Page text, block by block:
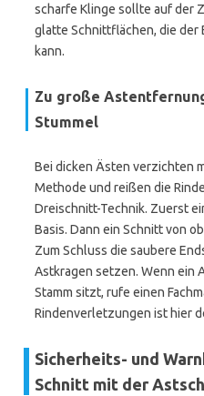
scharfe Klinge sollte auf der
glatte Schnittflächen, die der
kann.
Zu große
Stummel
Bei dicken Ästen verzichten
Methode und reißen die
Dreischnitt-Technik. Zuerst
Basis. Dann ein Schnitt von
Zum Schluss die saubere
Astkragen setzen. Wenn ein
Stamm sitzt, rufe einen
Rindenverletzungen ist hier
Sicherheits- und
Schnitt mit der